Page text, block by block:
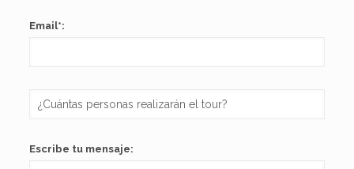
Email*:
Escribe tu mensaje: